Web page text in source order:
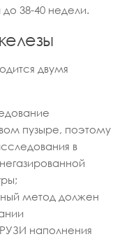
38-40 недели.
двумя
пузыре, поэтому
в
метод должен
наполнения